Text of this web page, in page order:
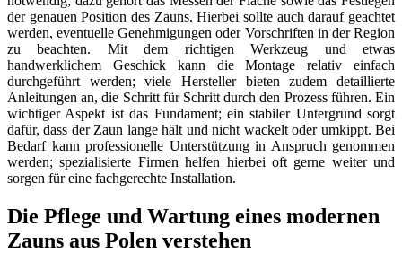
der genauen Position des Zauns. Hierbei sollte auch darauf geachtet
werden, eventuelle Genehmigungen oder Vorschriften in der Region
zu beachten. Mit dem richtigen Werkzeug und etwas
handwerklichem Geschick kann die Montage relativ einfach
durchgeführt werden; viele Hersteller bieten zudem detaillierte
Anleitungen an, die Schritt für Schritt durch den Prozess führen. Ein
wichtiger Aspekt ist das Fundament; ein stabiler Untergrund sorgt
dafür, dass der Zaun lange hält und nicht wackelt oder umkippt. Bei
Bedarf kann professionelle Unterstützung in Anspruch genommen
werden; spezialisierte Firmen helfen hierbei oft gerne weiter und
sorgen für eine fachgerechte Installation.
Die Pflege und Wartung eines modernen
Zauns aus Polen verstehen